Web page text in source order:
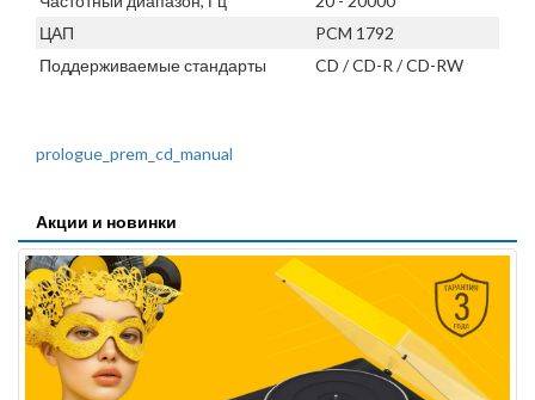
ЦАП
PCM 1792
Поддерживаемые стандарты
CD / CD-R / CD-RW
prologue_prem_cd_manual
Акции и новинки